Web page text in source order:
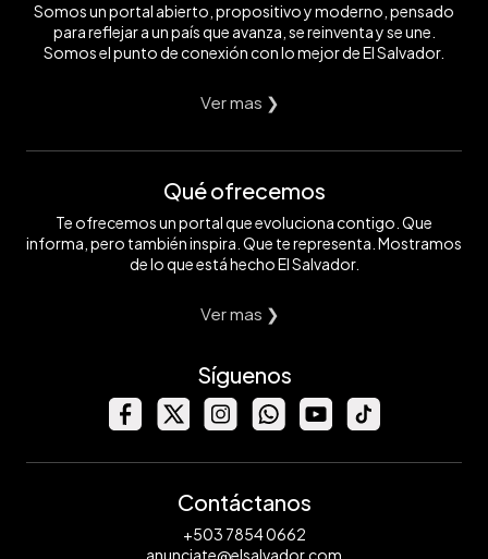
Somos un portal abierto, propositivo y moderno, pensado
para reflejar a un país que avanza, se reinventa y se une.
Somos el punto de conexión con lo mejor de El Salvador.
Ver mas ❯
Qué ofrecemos
Te ofrecemos un portal que evoluciona contigo. Que
informa, pero también inspira. Que te representa. Mostramos
de lo que está hecho El Salvador.
Ver mas ❯
Síguenos
Contáctanos
+503 7854 0662
anunciate@elsalvador.com